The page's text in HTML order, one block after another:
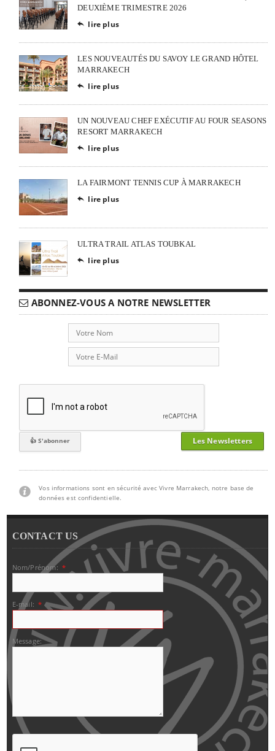
DEUXIÈME TRIMESTRE 2026
 lire plus
LES NOUVEAUTÉS DU SAVOY LE GRAND HÔTEL
MARRAKECH
 lire plus
UN NOUVEAU CHEF EXÉCUTIF AU FOUR SEASONS
RESORT MARRAKECH
 lire plus
LA FAIRMONT TENNIS CUP À MARRAKECH
 lire plus
ULTRA TRAIL ATLAS TOUBKAL
 lire plus
ABONNEZ-VOUS A NOTRE NEWSLETTER
Les Newsletters
Vos informations sont en sécurité avec Vivre Marrakech, notre base de
données est confidentielle.
CONTACT US
Nom/Prénom: *
E-mail: *
Message: